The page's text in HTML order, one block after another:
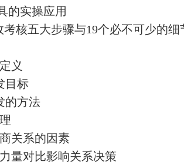
的实操应用
核五大步骤与19个必不可少的细
义
目标
的方法
关系的因素
量对比影响关系决策